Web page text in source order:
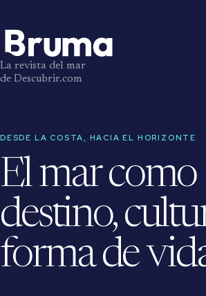
La revista del mar
de Descubrir.com
DESDE LA COSTA, HACIA EL HORIZONTE
El mar como
destino,
forma de